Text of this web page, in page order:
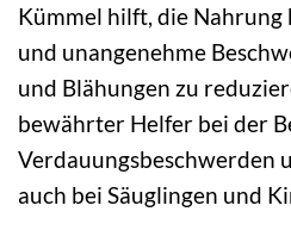
Kümmel hilft, die Nahrung
und unangenehme
und Blähungen zu
bewährter Helfer bei der
Verdauungsbeschwerden
auch bei Säuglingen und